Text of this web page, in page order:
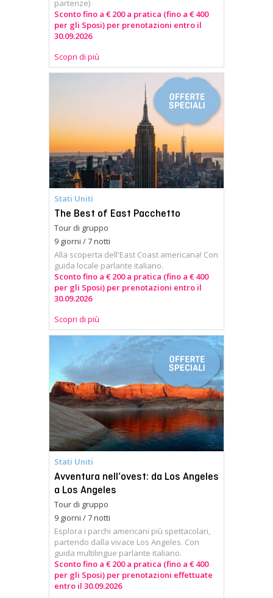
partenze)
Sconto fino a € 200 a pratica (fino a € 400
per gli Sposi) per prenotazioni entro il
30.09.2026
Scopri di più
Stati Uniti
The Best of East Pacchetto
Tour di gruppo
9 giorni / 7 notti
Alla scoperta dell'East Coast americana! Con
guida locale parlante italiano.
Sconto fino a € 200 a pratica (fino a € 400
per gli Sposi) per prenotazioni entro il
30.09.2026
Scopri di più
Stati Uniti
Avventura nell’ovest: da Los Angeles
a Los Angeles
Tour di gruppo
9 giorni / 7 notti
Esplora i parchi americani più spettacolari,
partendo dalla vivace Los Angeles. Con
guida multilingue parlante italiano.
Sconto fino a € 200 a pratica (fino a € 400
per gli Sposi) per prenotazioni effettuate
entro il 30.09.2026